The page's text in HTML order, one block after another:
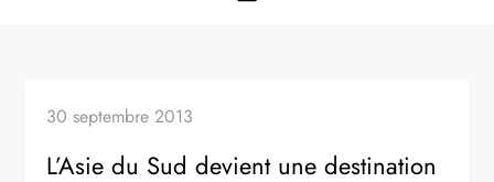
30 septembre 2013
L’Asie du Sud devient une destination